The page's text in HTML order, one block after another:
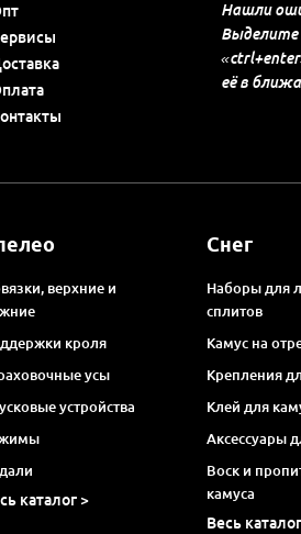
Нашли
её в
верхние и
кроля
усы
устройства
каталог >
Снег
Наборы для
сплитов
Камус на
Крепления
Клей для
Аксессуары
Воск и
камуса
Весь